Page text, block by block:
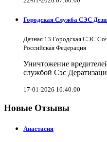
Городская Служба СЭС
Дачная 13 Городская СЭС
Российская Федерация
Уничтожение
службой Сэс
17-01-2026 16:40:00
Новые Отзывы
Анастасия